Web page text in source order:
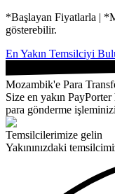
*Başlayan Fiyatlarla |
gösterebilir.
En Yakın Temsilciyi
Mozambik'e Para
Size en yakın
para gönderme
Temsilcilerimize gelin
Yakınınızdaki